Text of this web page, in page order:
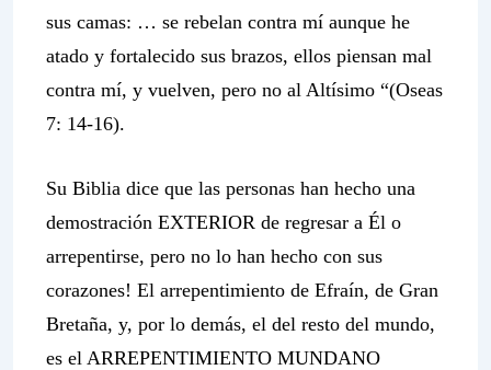
sus camas: … se rebelan contra mí aunque he
atado y fortalecido sus brazos, ellos piensan mal
contra mí, y vuelven, pero no al Altísimo “(Oseas
7: 14-16).
Su Biblia dice que las personas han hecho una
demostración EXTERIOR de regresar a Él o
arrepentirse, pero no lo han hecho con sus
corazones! El arrepentimiento de Efraín, de Gran
Bretaña, y, por lo demás, el del resto del mundo,
es el ARREPENTIMIENTO MUNDANO